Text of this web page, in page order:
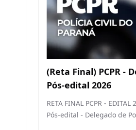
(Reta Final) PCPR -
Pós-edital 2026
RETA FINAL PCPR -
Pós-edital - Delegado de